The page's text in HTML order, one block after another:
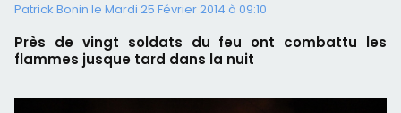
Patrick Bonin le Mardi 25 Février 2014 à 09:10
Près de vingt soldats du feu ont combattu les
flammes jusque tard dans la nuit